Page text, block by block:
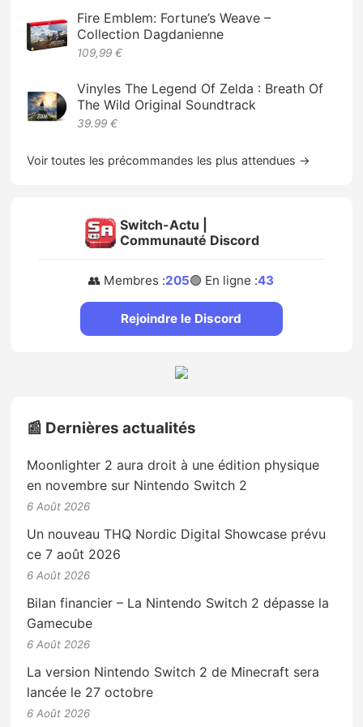
Fire Emblem: Fortune’s Weave –
Collection Dagdanienne
109,99 €
Vinyles The Legend Of Zelda : Breath Of
The Wild Original Soundtrack
39.99 €
Voir toutes les précommandes les plus attendues →
Switch-Actu |
Communauté Discord
👥 Membres :205🟢 En ligne :43
Rejoindre le Discord
📰 Dernières actualités
Moonlighter 2 aura droit à une édition physique
en novembre sur Nintendo Switch 2
6 Août 2026
Un nouveau THQ Nordic Digital Showcase prévu
ce 7 août 2026
6 Août 2026
Bilan financier – La Nintendo Switch 2 dépasse la
Gamecube
6 Août 2026
La version Nintendo Switch 2 de Minecraft sera
lancée le 27 octobre
6 Août 2026